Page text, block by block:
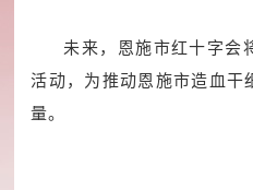
未来，恩施市红十字会
活动，为推动恩施市造血干
量。